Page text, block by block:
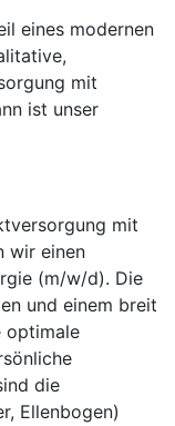
eines modernen
mit
ist unser
mit
wir einen
(m/w/d). Die
und einem breit
optimale
die
Ellenbogen)